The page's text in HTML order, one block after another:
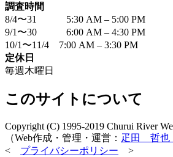
調査時間
8/4〜31 5:30 AM – 5:00 PM
9/1〜30 6:00 AM – 4:30 PM
10/1〜11/4 7:00 AM – 3:30 PM
定休日
毎週木曜日
このサイトについて
Copyright (C) 1995-2019 Churui River
（Web作成・管理・運営： 疋田 哲
< プライバシーポリシー >